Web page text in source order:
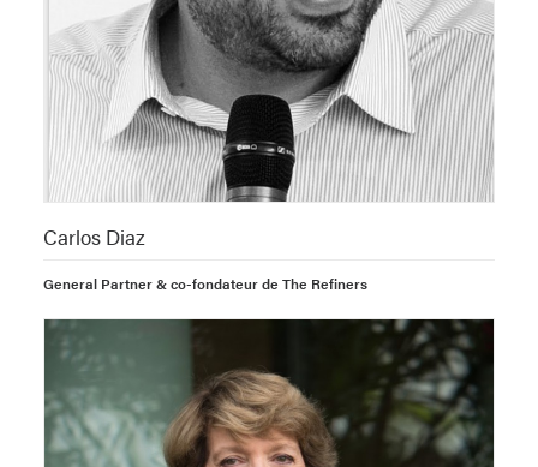
Carlos Diaz
General Partner & co-fondateur de The Refiners